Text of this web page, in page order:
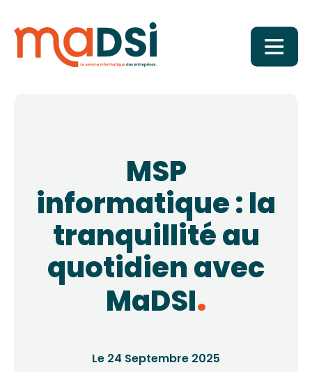
MSP
informatique : la
tranquillité au
quotidien avec
MaDSI
Le 24 Septembre 2025